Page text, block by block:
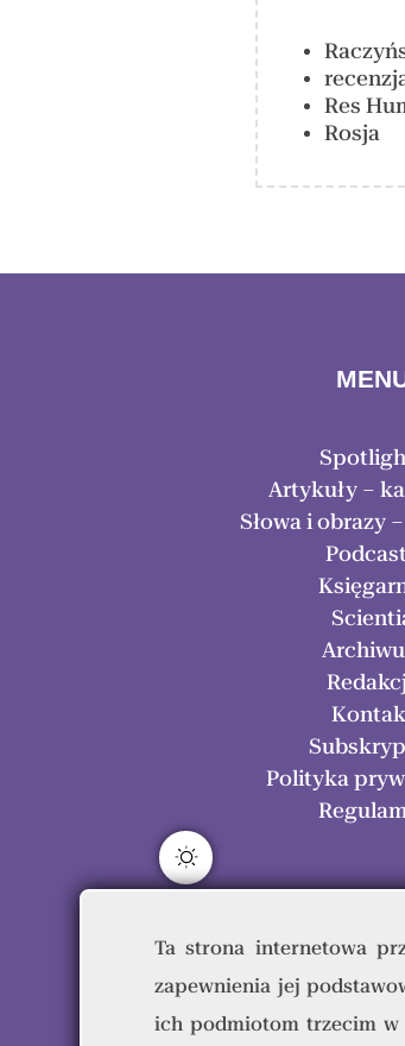
Res
Rosja
Artykuły –
Słowa i obrazy
Polityka
Ta strona internetowa
zapewnienia jej
ich podmiotom trzecim w